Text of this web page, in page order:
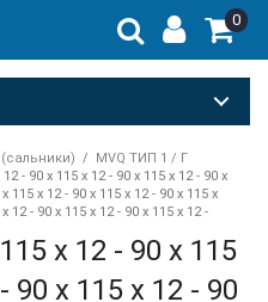
0
MVQ ТИП 1 / Г
- 90 x 115 x 12 - 90 x 115 x 12 - 90 x
115 x 12 - 90 x 115 x 12 - 90 x 115 x
12 - 90 x 115 x 12 - 90 x 115 x 12 -
x 12 - 90 x 115
90 x 115 x 12 - 90